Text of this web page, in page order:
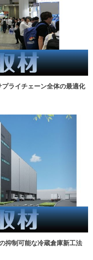
プライチェーン全体の最適化
抑制可能な冷蔵倉庫新工法